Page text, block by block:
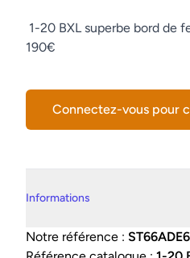
Description
1-20 BXL superbe bord de
190€
Connectez-vous pour
Informations
Notre référence :